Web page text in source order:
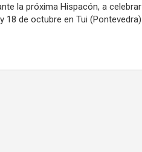
la próxima Hispacón, a celebrar
18 de octubre en Tui (Pontevedra)